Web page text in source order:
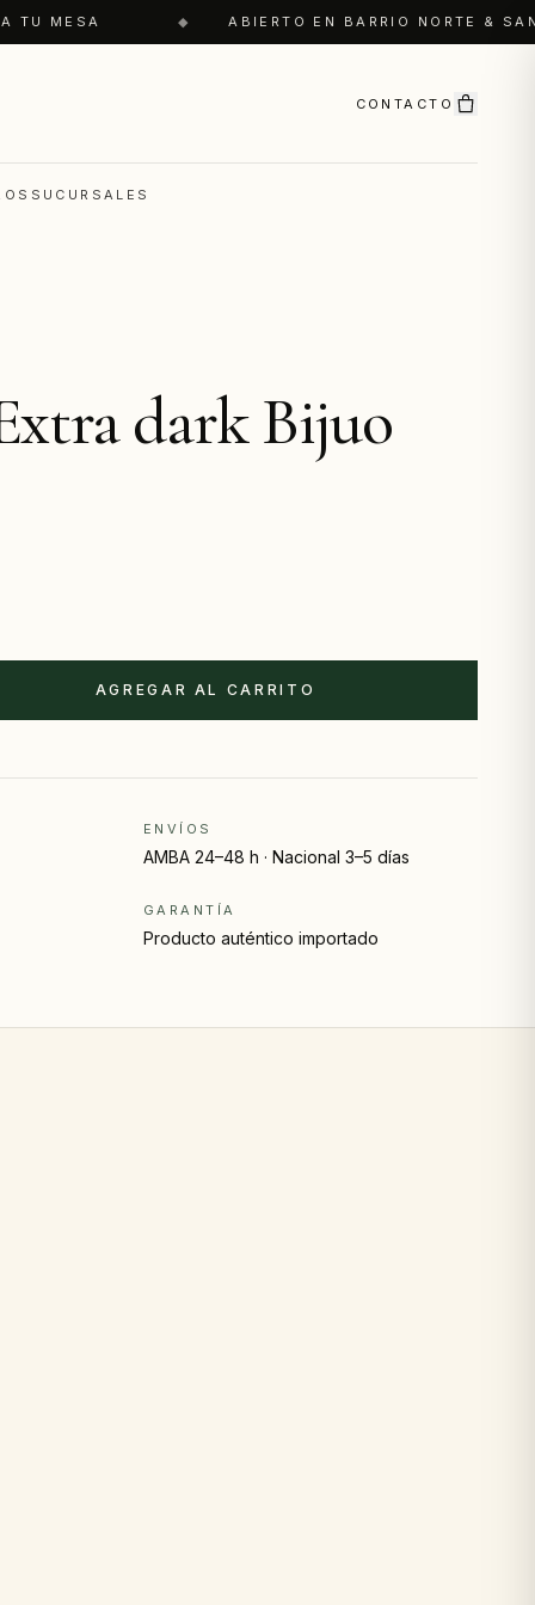
TU MESA ◆ ABIERTO EN BARRIO NORTE & SAN
CONTACTO
SUCURSALES
dark Bijuo
AGREGAR AL CARRITO
ENVÍOS
AMBA 24–48 h · Nacional 3–5 días
GARANTÍA
Producto auténtico importado